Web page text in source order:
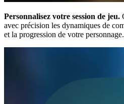
Personnalisez votre session de jeu.
avec précision les dynamiques de
et la progression de votre personnage.